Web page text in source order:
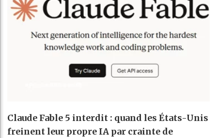
Claude Fable 5 interdit : quand les États-Unis
freinent leur propre IA par crainte de